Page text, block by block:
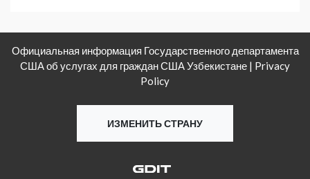
Официальная информация Государственного департамента
США об услугах для граждан США Узбекистане | Privacy
Policy
ИЗМЕНИТЬ СТРАНУ